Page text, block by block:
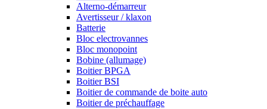
Alterno-démarreur
Avertisseur / klaxon
Batterie
Bloc electrovannes
Bloc monopoint
Bobine (allumage)
Boitier BPGA
Boitier BSI
Boitier de commande de boite auto
Boitier de préchauffage